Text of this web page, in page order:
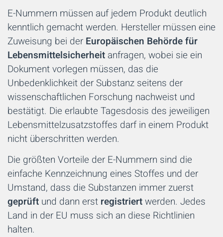
E-Nummern müssen auf jedem Produkt deutlich
kenntlich gemacht werden. Hersteller müssen eine
Zuweisung bei der Europäischen Behörde für
Lebensmittelsicherheit anfragen, wobei sie ein
Dokument vorlegen müssen, das die
Unbedenklichkeit der Substanz seitens der
wissenschaftlichen Forschung nachweist und
bestätigt. Die erlaubte Tagesdosis des jeweiligen
Lebensmittelzusatzstoffes darf in einem Produkt
nicht überschritten werden.
Die größten Vorteile der E-Nummern sind die
einfache Kennzeichnung eines Stoffes und der
Umstand, dass die Substanzen immer zuerst
geprüft und dann erst registriertwerden. Jedes
Land in der EU muss sich an diese Richtlinien
halten.